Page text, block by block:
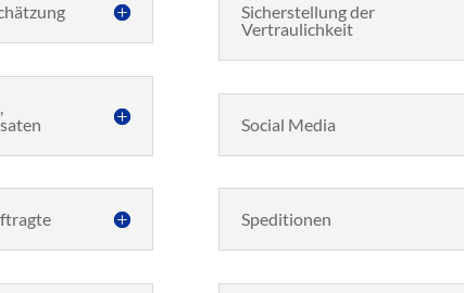
Sicherstellung der
Vertraulichkeit
Social Media
Speditionen